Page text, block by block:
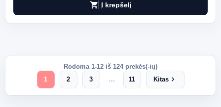
shopping_cart Į krepšelį
Rodoma 1-12 iš 124 prekės(-ių)
1
2 3 … 11 Kitaschevron_right